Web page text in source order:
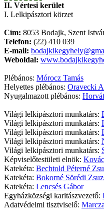
II. Vértesi kerület
I. Lelkipásztori körzet
Cím: 8053 Bodajk, Szent
Telefon: (22) 410 039
E-mail:
Weboldal:
Plébános: Mórocz Tamás
Helyettes plébános: Oravecki
Nyugalmazott plébános:
Világi lelkipásztori munkatárs:
Világi lelkipásztori munkatárs:
Világi lelkipásztori munkatárs:
Világi lelkipásztori munkatárs:
Világi lelkipásztori munkatárs:
Képviselőtestületi elnök:
Katekéta: Bechtold Péterné
Katekéta: Bokorné Sörédi
Katekéta: Lencsés Gábor
Egyházközségi karitászvezető:
Adatvédelmi tisztviselő: